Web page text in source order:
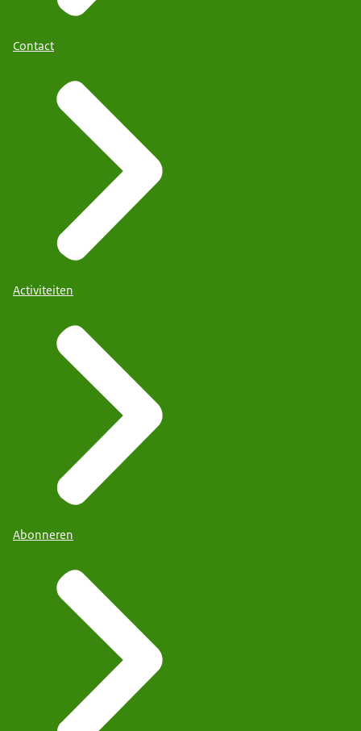
Contact
Activiteiten
Abonneren